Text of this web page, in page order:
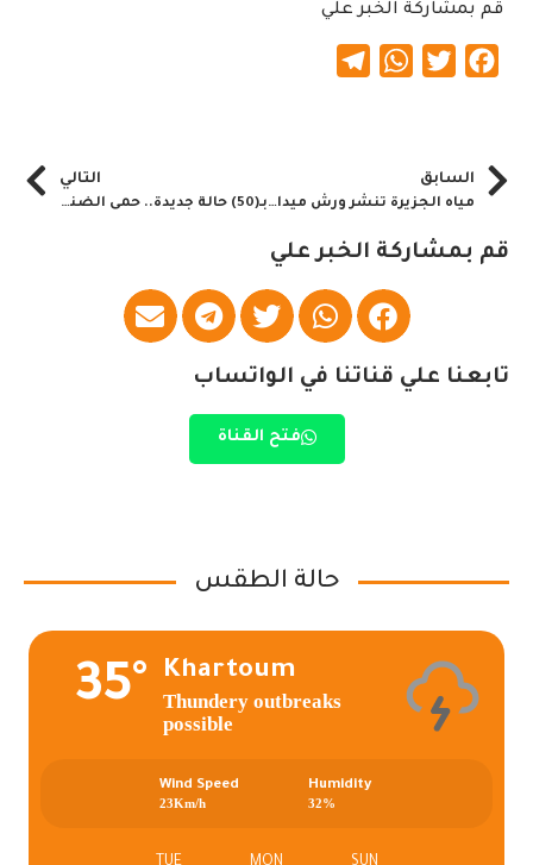
قم بمشاركة الخبر علي
Facebook
Twitter
WhatsApp
السابق
مياه الجزيرة تنشر ورش ميدانة لصيانة أعطال الشبكات
التالي
بـ(50) حالة جديدة.. حمى الضنك تداهم ولاية نهرالنيل
قم بمشاركة الخبر علي
تابعنا علي قناتنا في الواتساب
فتح القناة
حالة الطقس
Khartoum
Thundery outbreaks
possible
35°
Humidity
32%
Wind Speed
23Km/h